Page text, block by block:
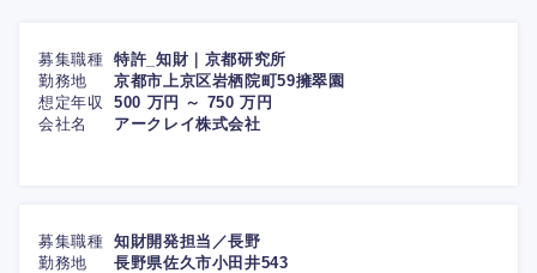
募集職種 特許_知財｜京都研究所
勤務地
京都市上京区岩栖院町59擁翠園
想定年収
500 万円 ～ 750 万円
会社名
アークレイ株式会社
募集職種 知財開発担当／長野
勤務地
長野県佐久市小田井543